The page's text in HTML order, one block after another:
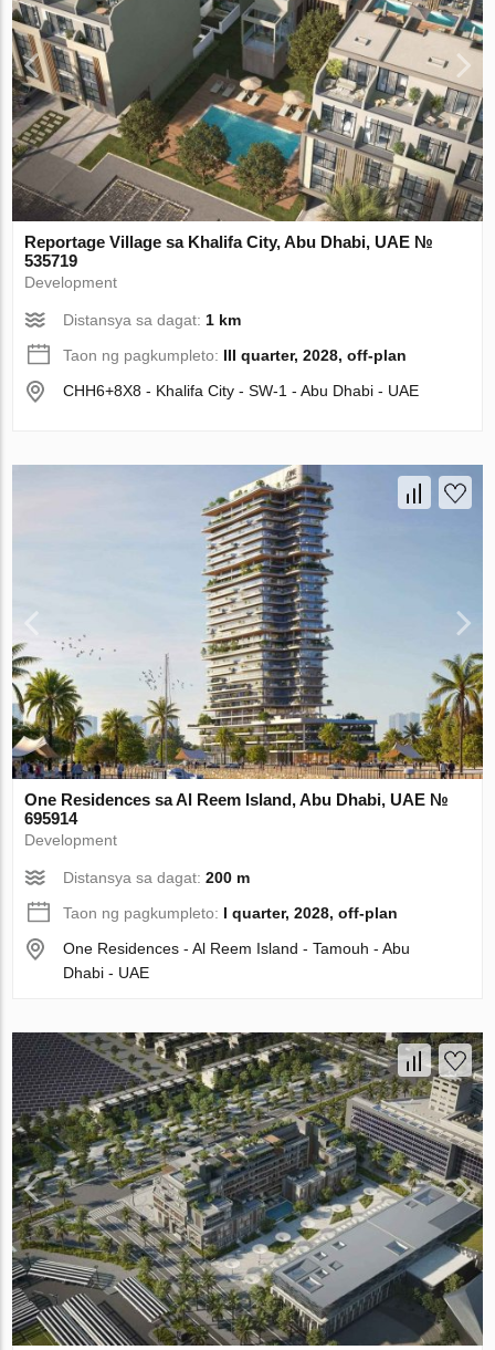
Reportage Village sa Khalifa City, Abu Dhabi, UAE №
535719
Development
Distansya sa dagat: 1 km
Taon ng pagkumpleto: III quarter, 2028, off-plan
CHH6+8X8 - Khalifa City - SW-1 - Abu Dhabi - UAE
One Residences sa Al Reem Island, Abu Dhabi, UAE №
695914
Development
Distansya sa dagat:200 m
Taon ng pagkumpleto: I quarter, 2028, off-plan
One Residences - Al Reem Island - Tamouh - Abu
Dhabi - UAE